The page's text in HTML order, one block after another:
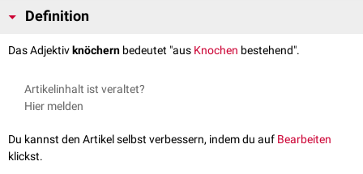
Definition
Das Adjektivknöchern bedeutet "aus Knochen bestehend".
Artikelinhalt ist veraltet?
Hier melden
Du kannst den Artikel selbst verbessern, indem du auf Bearbeiten
klickst.